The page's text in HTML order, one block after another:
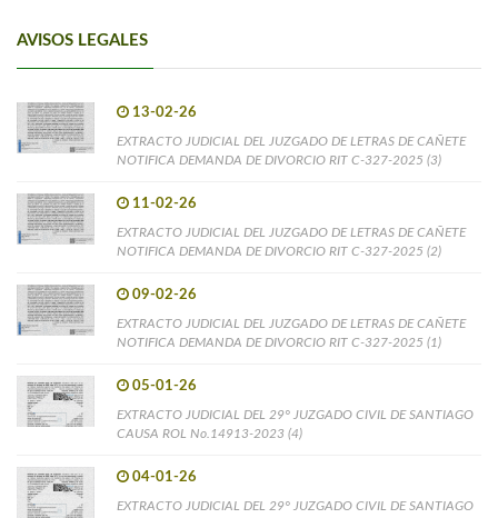
AVISOS LEGALES
13-02-26
EXTRACTO JUDICIAL DEL JUZGADO DE LETRAS DE CAÑETE
NOTIFICA DEMANDA DE DIVORCIO RIT C-327-2025 (3)
11-02-26
EXTRACTO JUDICIAL DEL JUZGADO DE LETRAS DE CAÑETE
NOTIFICA DEMANDA DE DIVORCIO RIT C-327-2025 (2)
09-02-26
EXTRACTO JUDICIAL DEL JUZGADO DE LETRAS DE CAÑETE
NOTIFICA DEMANDA DE DIVORCIO RIT C-327-2025 (1)
05-01-26
EXTRACTO JUDICIAL DEL 29° JUZGADO CIVIL DE SANTIAGO
CAUSA ROL No.14913-2023 (4)
04-01-26
EXTRACTO JUDICIAL DEL 29° JUZGADO CIVIL DE SANTIAGO